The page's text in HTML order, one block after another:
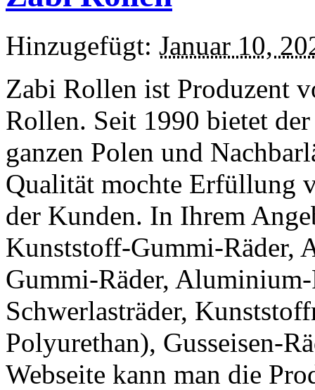
Hinzugefügt: Januar 10,
Zabi Rollen ist Produzent
Rollen. Seit 1990 bietet
ganzen Polen und
Qualität mochte Erfüllung
der Kunden. In Ihrem
Kunststoff-Gummi-Räder,
Gummi-Räder,
Schwerlasträder,
Polyurethan), Gusseisen-
Webseite kann man die